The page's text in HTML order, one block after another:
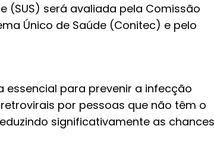
(SUS) será avaliada pela Comissão
Único de Saúde (Conitec) e pelo
essencial para prevenir a infecção
por pessoas que não têm o
significativamente as chances